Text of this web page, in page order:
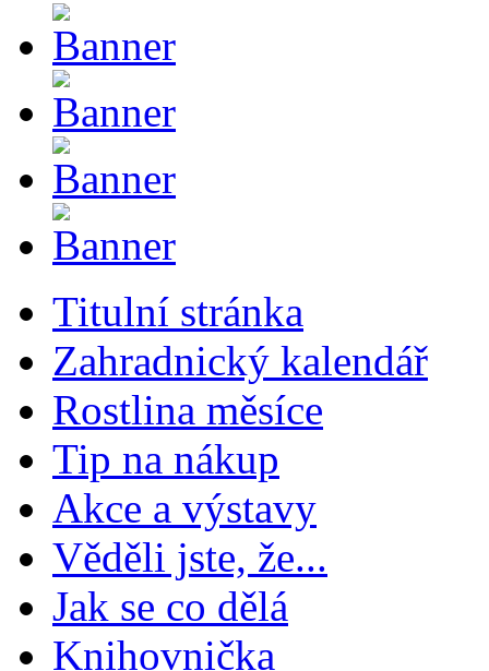
Titulní stránka
Zahradnický kalendář
Rostlina měsíce
Tip na nákup
Akce a výstavy
Věděli jste, že...
Jak se co dělá
Knihovnička